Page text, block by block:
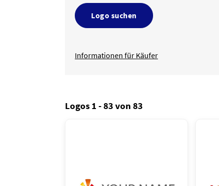
Logo suchen
Informationen für Käufer
Logos 1 - 83 von 83